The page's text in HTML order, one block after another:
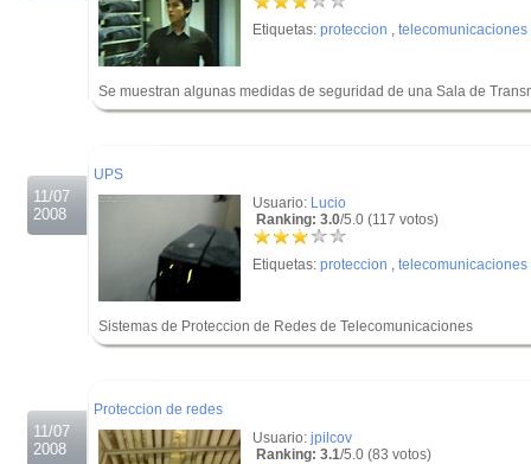
Etiquetas: proteccion , telecomunicaciones
Se muestran algunas medidas de seguridad de una Sala de
11/07
2008
UPS
Usuario: Lucio
Ranking: 3.0/5.0 (117 votos)
Etiquetas: proteccion , telecomunicaciones
Sistemas de Proteccion de Redes de Telecomunicaciones
11/07
2008
Proteccion de redes
Usuario: jpilcov
Ranking: 3.1/5.0 (83 votos)